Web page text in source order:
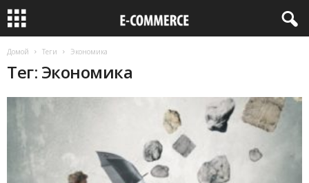
Домой Теги Экономика
Тег: Экономика